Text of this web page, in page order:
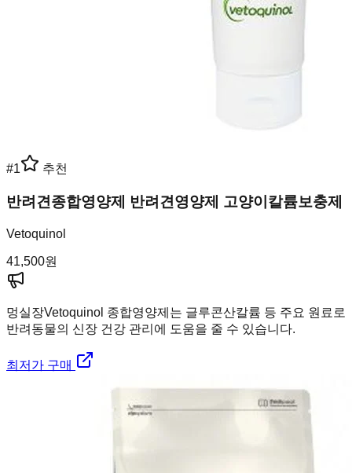
#1 추천
반려견종합영양제 반려견영양제 고양이칼륨보충제
Vetoquinol
41,500원
멍실장Vetoquinol 종합영양제는 글루콘산칼륨 등 주요 원료로
반려동물의 신장 건강 관리에 도움을 줄 수 있습니다.
최저가 구매